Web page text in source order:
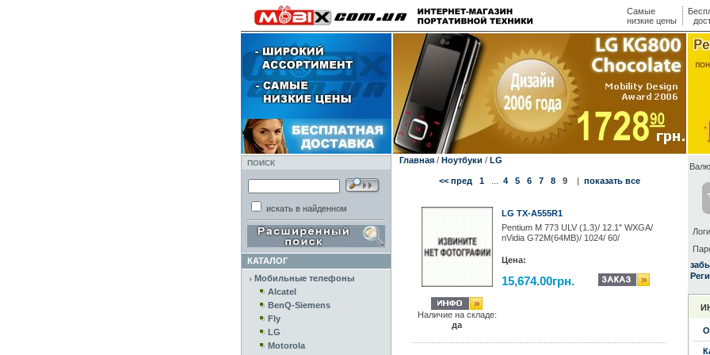
Самые
низкие цены
ПОИСК
искать в найденном
КАТАЛОГ
Мобильные телефоны
Alcatel
BenQ-Siemens
Fly
LG
Motorola
Главная/ Ноутбуки / LG
<< пред 1... 4 5 6 7 8 9| показать все
Наличие на складе:
да
LG TX-A555R1
Pentium M 773 ULV (1.3)/ 12.1" WXGA/
nVidia G72M(64MB)/ 1024/ 60/
Цена:
15,674.00грн.
О